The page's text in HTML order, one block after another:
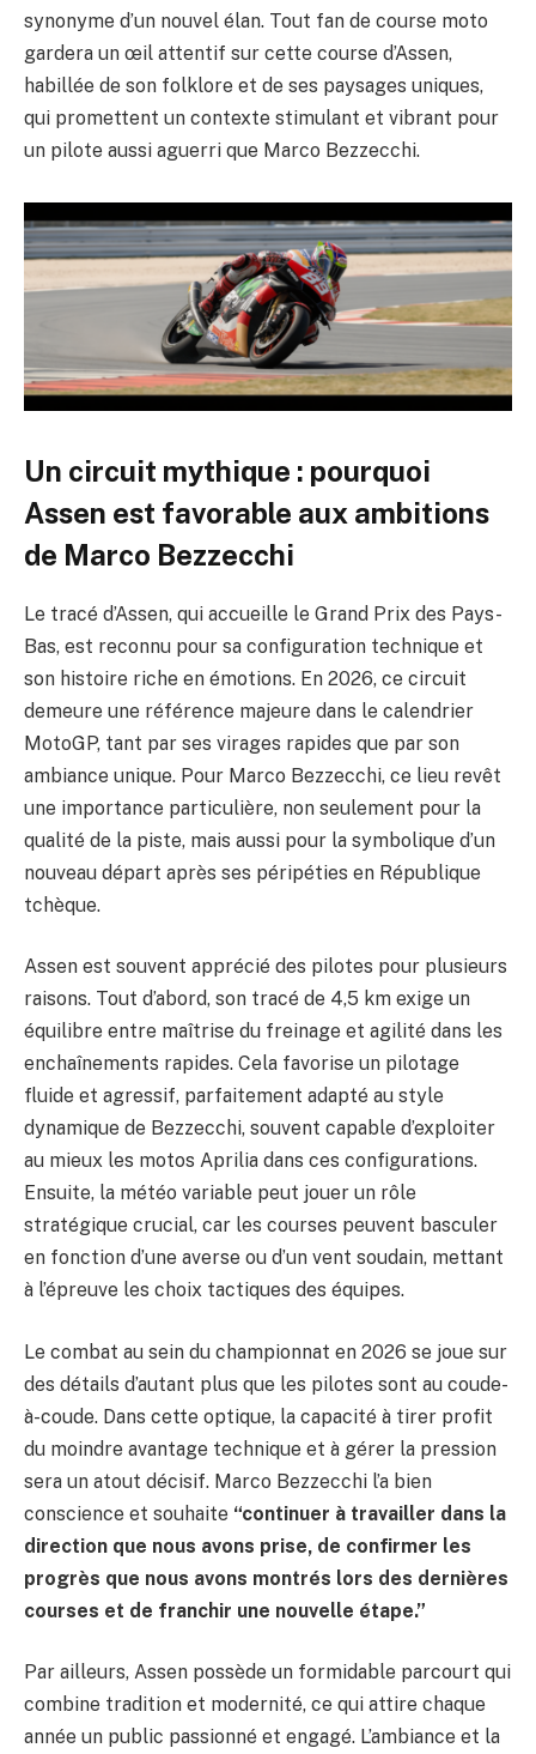
synonyme d’un nouvel élan. Tout fan de course moto
gardera un œil attentif sur cette course d’Assen,
habillée de son folklore et de ses paysages uniques,
qui promettent un contexte stimulant et vibrant pour
un pilote aussi aguerri que Marco Bezzecchi.
Un circuit mythique : pourquoi
Assen est favorable aux ambitions
de Marco Bezzecchi
Le tracé d’Assen, qui accueille le Grand Prix des Pays-
Bas, est reconnu pour sa configuration technique et
son histoire riche en émotions. En 2026, ce circuit
demeure une référence majeure dans le calendrier
MotoGP, tant par ses virages rapides que par son
ambiance unique. Pour Marco Bezzecchi, ce lieu revêt
une importance particulière, non seulement pour la
qualité de la piste, mais aussi pour la symbolique d’un
nouveau départ après ses péripéties en République
tchèque.
Assen est souvent apprécié des pilotes pour plusieurs
raisons. Tout d’abord, son tracé de 4,5 km exige un
équilibre entre maîtrise du freinage et agilité dans les
enchaînements rapides. Cela favorise un pilotage
fluide et agressif, parfaitement adapté au style
dynamique de Bezzecchi, souvent capable d’exploiter
au mieux les motos Aprilia dans ces configurations.
Ensuite, la météo variable peut jouer un rôle
stratégique crucial, car les courses peuvent basculer
en fonction d’une averse ou d’un vent soudain, mettant
à l’épreuve les choix tactiques des équipes.
Le combat au sein du championnat en 2026 se joue sur
des détails d’autant plus que les pilotes sont au coude-
à-coude. Dans cette optique, la capacité à tirer profit
du moindre avantage technique et à gérer la pression
sera un atout décisif. Marco Bezzecchi l’a bien
conscience et souhaite “continuer à travailler dans la
direction que nous avons prise, de confirmer les
progrès que nous avons montrés lors des dernières
courses et de franchir une nouvelle étape.”
Par ailleurs, Assen possède un formidable parcourt qui
combine tradition et modernité, ce qui attire chaque
année un public passionné et engagé. L’ambiance et la